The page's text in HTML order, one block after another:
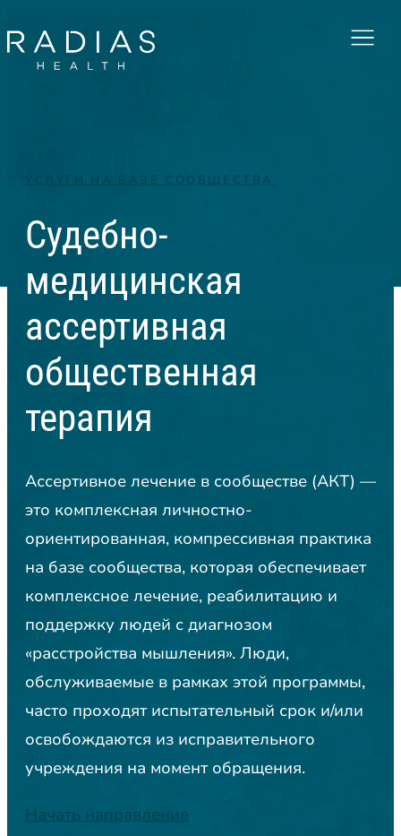
Menu
УСЛУГИ НА БАЗЕ СООБЩЕСТВА
Судебно-
медицинская
ассертивная
общественная
терапия
Ассертивное лечение в сообществе (АКТ) —
это комплексная личностно-
ориентированная, компрессивная практика
на базе сообщества, которая обеспечивает
комплексное лечение, реабилитацию и
поддержку людей с диагнозом
«расстройства мышления». Люди,
обслуживаемые в рамках этой программы,
часто проходят испытательный срок и/или
освобождаются из исправительного
учреждения на момент обращения.
Начать направление